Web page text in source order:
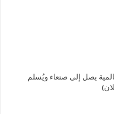
يصل إلى صنعاء ويُسلم